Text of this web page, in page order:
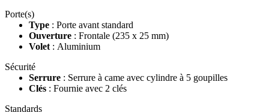
Porte(s)
Type : Porte avant standard
Ouverture : Frontale (235 x 25 mm)
Volet : Aluminium
Sécurité
Serrure : Serrure à came avec cylindre à 5 goupilles
Clés : Fournie avec 2 clés
Standards